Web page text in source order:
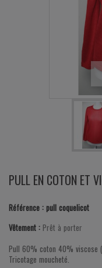
PULL EN COTON ET
Référence : pull coquelicot
Vêtement : Prêt à porter
Pull 60% coton 40% viscose
Tricotage moucheté.